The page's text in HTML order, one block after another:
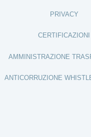
PRIVACY
CERTIFICAZIONI
AMMINISTRAZIONE
ANTICORRUZIONE